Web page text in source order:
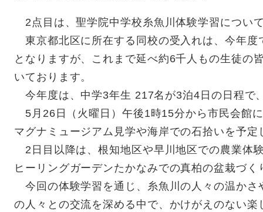
2点目は、聖学院中学校糸魚川体験学習につい
東京都北区に所在する同校の受入れは、今年度
となりますが、これまで延べ約6千人もの生徒の
いております。
今年度は、中学3年生 217名が3泊4日の日程で
5月26日（火曜日）午後1時15分から市民会館
マグナミュージアム見学や海岸での石拾いを予定
2日目以降は、根知地区や早川地区での農業体
ヒーリングガーデンたかなみでの真柏の盆栽づ
今回の体験学習を通じ、糸魚川の人々の温かさ
の人々との交流を深める中で、かけがえのない